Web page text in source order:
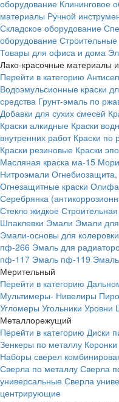
оборудование Клининговое
материалы Ручной
Складское оборудование
оборудование
Товары для офиса и дома
Лако-красочные материалы
Перейти в категорию
Водоэмульсионные краски
средства Грунт-эмаль по
Добавки для сухих смесей
Краски алкидные Краски
внутренних работ Краски по
Краски резиновые Краски
Масляная краска ма-15
Нитроэмали
Огнезащитные краски Олифа
Серебрянка
Стекло жидкое
Шпаклевки Эмали Эмали
Эмали-основы для колеровки
пф-266 Эмаль для
пф-117 Эмаль пф-119
Мерительный
Перейти в категорию
Мультимеры- Нивелиры
Угломеры Угольники Уровни
Металлорежущий
Перейти в категорию Диски
Зенкеры по металлу
Наборы сверел
Сверла по металлу Сверла
универсальные Сверла
центрирующие